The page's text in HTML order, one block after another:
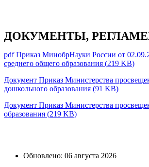
ДОКУМЕНТЫ,
pdfПриказ МинобрНауки России от
среднего общего образования (219 KB)
Документ Приказ Министерства
дошкольного образования (91 KB)
Документ Приказ Министерства
образования (219 KB)
Обновлено: 06 августа 2026